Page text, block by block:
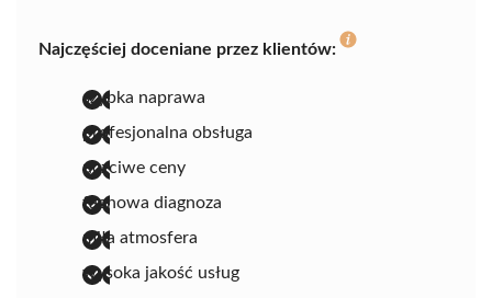
Najczęściej doceniane przez klientów:
szybka naprawa
profesjonalna obsługa
uczciwe ceny
fachowa diagnoza
miła atmosfera
wysoka jakość usług